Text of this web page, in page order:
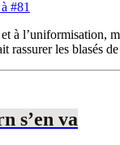
à l’uniformisation,
rassurer les blasés
s’en va